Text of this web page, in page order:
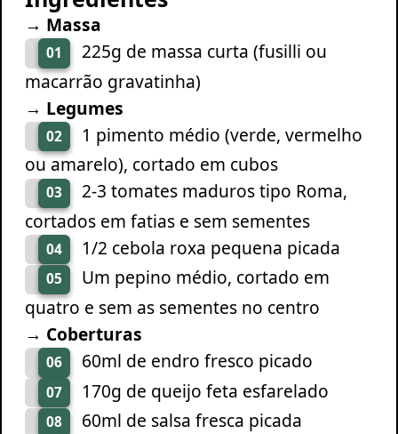
→ Massa
01
225g de massa curta (fusilli ou
macarrão gravatinha)
→ Legumes
02
1 pimento médio (verde, vermelho
ou amarelo), cortado em cubos
03
2-3 tomates maduros tipo Roma,
cortados em fatias e sem sementes
04 1/2 cebola roxa pequena picada
05
Um pepino médio, cortado em
quatro e sem as sementes no centro
→ Coberturas
06 60ml de endro fresco picado
07 170g de queijo feta esfarelado
08 60ml de salsa fresca picada